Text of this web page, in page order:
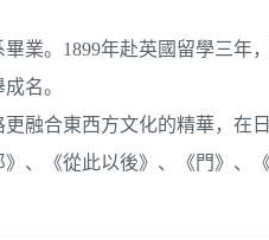
業。1899年赴英國留學三年
名。
融合東西方文化的精華，在
、《從此以後》、《門》、